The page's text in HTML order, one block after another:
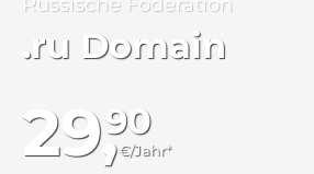
.ru Domain
29,90
€/Jahr*